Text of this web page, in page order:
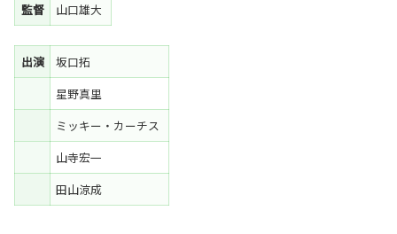
監督 山口雄大
出演
坂口拓
星野真里
ミッキー・カーチス
山寺宏一
田山涼成